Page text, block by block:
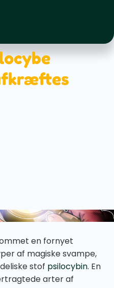
en fornyet
af magiske svampe,
stof psilocybin. En
arter af